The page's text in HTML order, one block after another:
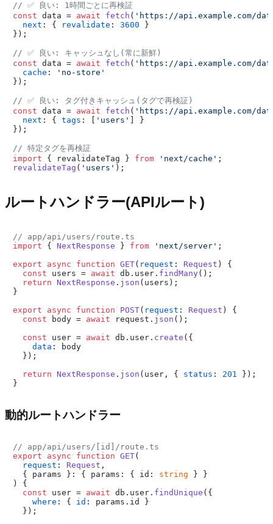
// ✅ 良い: 1時間ごとに再検証
const data = await fetch ( 'https://api.example.com/
next : { revalidate : 3600 }
});
// ✅ 良い: キャッシュなし(常に新鮮)
const data = await fetch ( 'https://api.example.com/
cache :
'no-store'
});
// ✅ 良い: タグ付きキャッシュ(タグで再検証)
const data = await fetch ( 'https://api.example.com/
next : { tags : [ 'users'
] }
});
// 特定タグを再検証
import { revalidateTag } from 'next/cache'
revalidateTag ( 'users'
ルートハンドラー(APIルート)
// app/api/users/route.ts
import { NextResponse } from 'next/server' ;
export
async function GET( request : Request ) {
const users = await db. user . findMany();
return NextResponse . json (users);
}
export
async function POST( request : Request ) {
const body = await request. json ();
const user = await db. user . create ({
data : body
  });
return NextResponse . json (user, { status : 201
});
動的ルートハンドラー
// app/api/users/[id]/route.ts
export
async function GET(
request : Request ,
  { params }: { params: { id:
string
) {
const user = await db. user . findUnique ({
where : { id : params. id
}
  });